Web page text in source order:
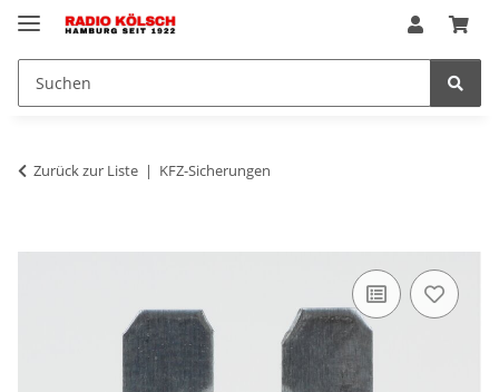
Zurück zur Liste KFZ-Sicherungen